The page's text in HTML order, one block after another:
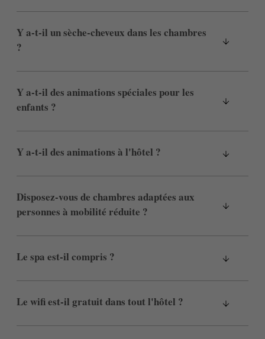
Y a-t-il un sèche-cheveux dans les chambres
?
Y a-t-il des animations spéciales pour les
enfants ?
Y a-t-il des animations à l'hôtel ?
Disposez-vous de chambres adaptées aux
personnes à mobilité réduite ?
Le spa est-il compris ?
Le wifi est-il gratuit dans tout l'hôtel ?